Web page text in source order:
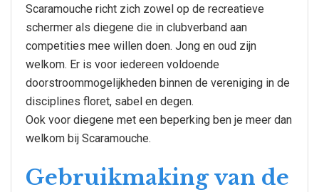
Scaramouche richt zich zowel op de recreatieve
schermer als diegene die in clubverband aan
competities mee willen doen. Jong en oud zijn
welkom. Er is voor iedereen voldoende
doorstroommogelijkheden binnen de vereniging in de
disciplines floret, sabel en degen.
Ook voor diegene met een beperking ben je meer dan
welkom bij Scaramouche.
Gebruikmaking van de